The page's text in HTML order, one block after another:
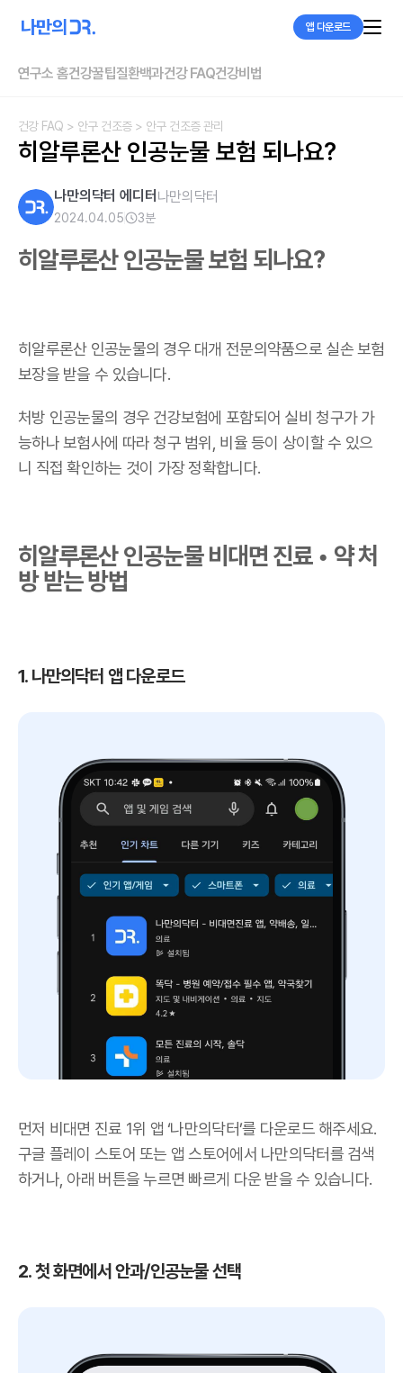
앱 다운로드
연구소 홈건강꿀팁질환백과건강 FAQ건강비법
건강 FAQ > 안구 건조증> 안구 건조증 관리
히알루론산 인공눈물 보험 되나요?
나만의닥터 에디터 나만의닥터
2024.04.05 3분
히알루론산 인공눈물 보험 되나요?
히알루론산 인공눈물의 경우 대개 전문의약품으로 실손 보험
보장을 받을 수 있습니다.
처방 인공눈물의 경우 건강보험에 포함되어 실비 청구가 가
능하나 보험사에 따라 청구 범위, 비율 등이 상이할 수 있으
니 직접 확인하는 것이 가장 정확합니다.
히알루론산 인공눈물 비대면 진료 • 약 처
방 받는 방법
1. 나만의닥터 앱 다운로드
먼저 비대면 진료 1위 앱 ‘나만의닥터’를 다운로드 해주세요.
구글 플레이 스토어 또는 앱 스토어에서 나만의닥터를 검색
하거나, 아래 버튼을 누르면 빠르게 다운 받을 수 있습니다.
2. 첫 화면에서 안과/인공눈물 선택